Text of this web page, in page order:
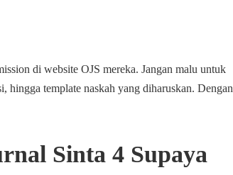
di website OJS mereka. Jangan malu untuk
hingga template naskah yang diharuskan. Dengan
Sinta 4 Supaya